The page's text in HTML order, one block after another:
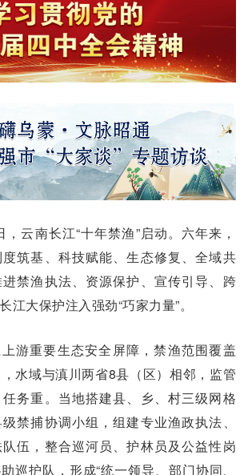
云南长江“十年禁渔”启动。六年来，
筑基、科技赋能、生态修复、全域共
禁渔执法、资源保护、宣传引导、跨
江大保护注入强劲“巧家力量”。
游重要生态安全屏障，禁渔范围覆盖
水域与滇川两省8县（区）相邻，监管
务重。当地搭建县、乡、村三级网格
禁捕协调小组，组建专业渔政执法、
伍，整合巡河员、护林员及公益性岗
巡护队，形成“统一领导、部门协同、